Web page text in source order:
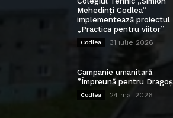
Mehedinți Codlea”
implementează proiectul
„Practica pentru viitor”
Codlea 31 iulie 2026
Campanie umanitară
”Împreună pentru
Codlea 24 mai 2026